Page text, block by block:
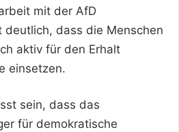
mit der AfD
dass die Menschen
aktiv für den Erhalt
einsetzen.
sein, dass das
für demokratische